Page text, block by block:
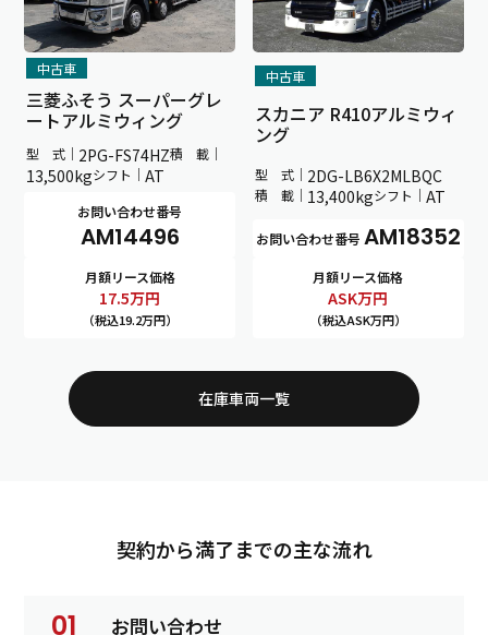
中古車
三菱ふそう スーパーグレ
ートアルミウィング
型 式｜ 2PG-FS74HZ積 載｜
13,500kgシフト｜ AT
お問い合わせ番号
AM14496
月額リース価格
17.5万円
（税込19.2万円）
中古車
スカニア R410アルミウィ
ング
型 式｜ 2DG-LB6X2MLBQC
積 載｜ 13,400kgシフト｜ AT
お問い合わせ番号 AM18352
月額リース価格
ASK万円
（税込ASK万円）
在庫車両一覧
契約から満了までの主な流れ
お問い合わせ